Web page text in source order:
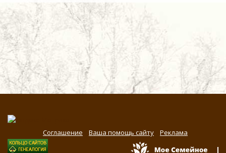
Соглашение Ваша помощь сайту Реклама